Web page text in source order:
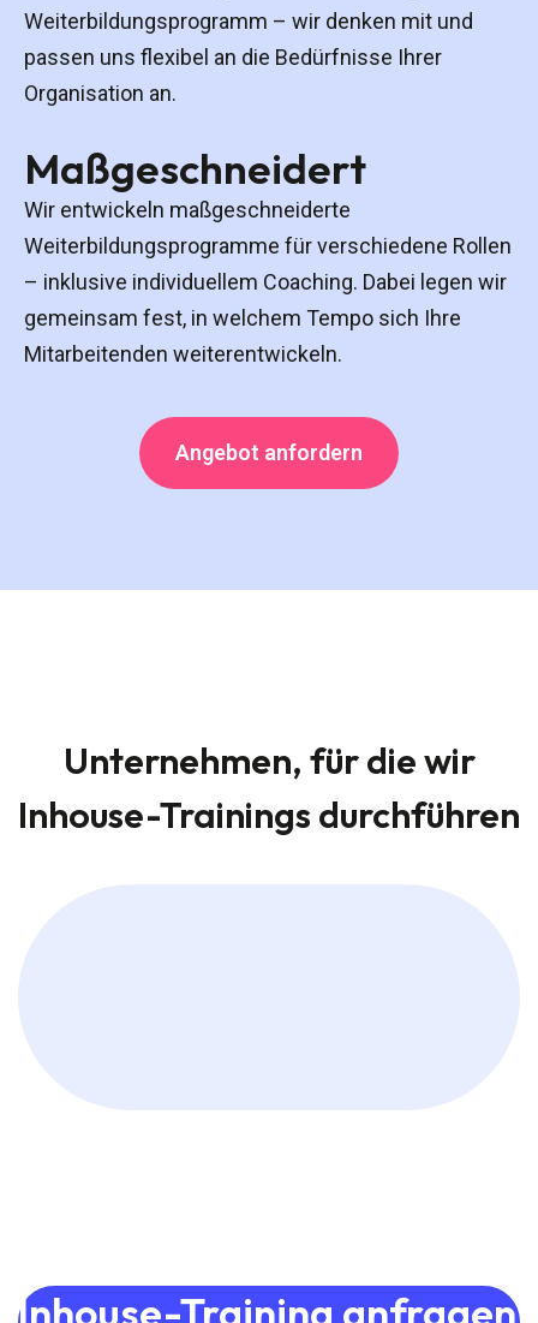
Weiterbildungsprogramm – wir denken mit und
passen uns flexibel an die Bedürfnisse Ihrer
Organisation an.
Maßgeschneidert
Wir entwickeln maßgeschneiderte
Weiterbildungsprogramme für verschiedene Rollen
– inklusive individuellem Coaching. Dabei legen wir
gemeinsam fest, in welchem Tempo sich Ihre
Mitarbeitenden weiterentwickeln.
Angebot anfordern
Unternehmen, für die wir
Inhouse-Trainings durchführen
Inhouse-Training anfragen